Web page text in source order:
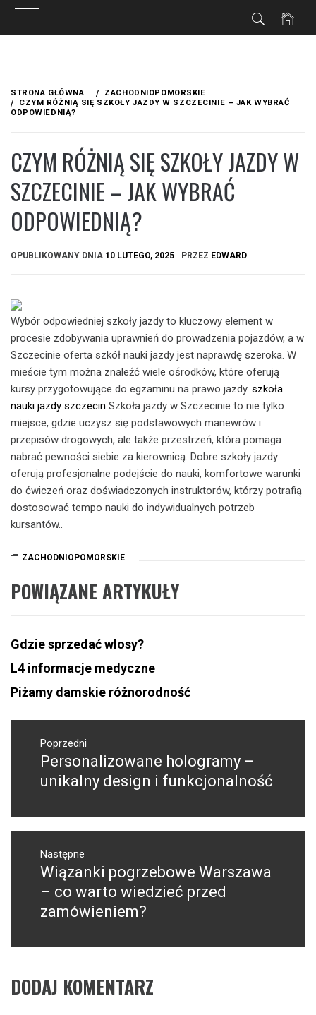
treści
STRONA GŁÓWNA
ZACHODNIOPOMORSKIE
CZYM RÓŻNIĄ SIĘ SZKOŁY JAZDY W SZCZECINIE – JAK WYBRAĆ
ODPOWIEDNIĄ?
CZYM RÓŻNIĄ SIĘ SZKOŁY JAZDY W
SZCZECINIE – JAK WYBRAĆ
ODPOWIEDNIĄ?
OPUBLIKOWANY DNIA 10 LUTEGO, 2025 PRZEZ EDWARD
Wybór odpowiedniej szkoły jazdy to kluczowy element w
procesie zdobywania uprawnień do prowadzenia pojazdów, a w
Szczecinie oferta szkół nauki jazdy jest naprawdę szeroka. W
mieście tym można znaleźć wiele ośrodków, które oferują
kursy przygotowujące do egzaminu na prawo jazdy. szkoła
nauki jazdy szczecin Szkoła jazdy w Szczecinie to nie tylko
miejsce, gdzie uczysz się podstawowych manewrów i
przepisów drogowych, ale także przestrzeń, która pomaga
nabrać pewności siebie za kierownicą. Dobre szkoły jazdy
oferują profesjonalne podejście do nauki, komfortowe warunki
do ćwiczeń oraz doświadczonych instruktorów, którzy potrafią
dostosować tempo nauki do indywidualnych potrzeb
kursantów..
ZACHODNIOPOMORSKIE
POWIĄZANE ARTYKUŁY
Gdzie sprzedać wlosy?
L4 informacje medyczne
Piżamy damskie różnorodność
Nawigacja
wpisuPoprzedni
Poprzedni
wpis:
Personalizowane hologramy –
unikalny design i funkcjonalność
Następne
Następny
post:
Wiązanki pogrzebowe Warszawa
– co warto wiedzieć przed
zamówieniem?
DODAJ KOMENTARZ